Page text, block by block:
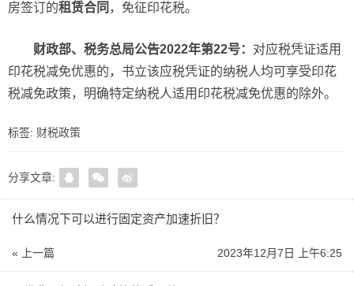
房签订的租赁合同 ，免征印花税。
财政部、税务总局公告2022年第22号： 对应税凭证适用
印花税减免优惠的，书立该应税凭证的纳税人均可享受印花
税减免政策，明确特定纳税人适用印花税减免优惠的除外。
标签: 财税政策
分享文章:
什么情况下可以进行固定资产加速折旧？
« 上一篇 2023年12月7日 上午6:25